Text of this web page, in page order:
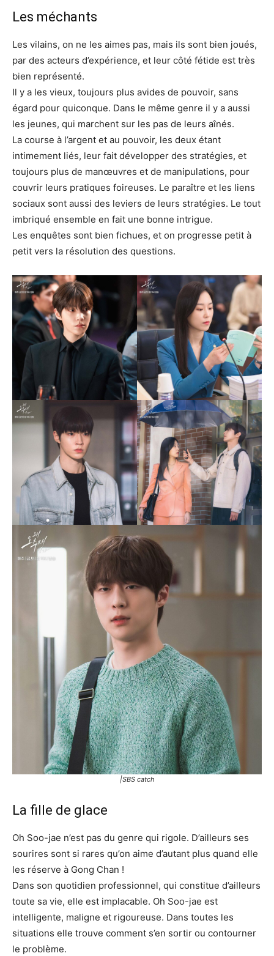
Les méchants
Les vilains, on ne les aimes pas, mais ils sont bien joués,
par des acteurs d’expérience, et leur côté fétide est très
bien représenté.
Il y a les vieux, toujours plus avides de pouvoir, sans
égard pour quiconque. Dans le même genre il y a aussi
les jeunes, qui marchent sur les pas de leurs aînés.
La course à l’argent et au pouvoir, les deux étant
intimement liés, leur fait développer des stratégies, et
toujours plus de manœuvres et de manipulations, pour
couvrir leurs pratiques foireuses. Le paraître et les liens
sociaux sont aussi des leviers de leurs stratégies. Le tout
imbriqué ensemble en fait une bonne intrigue.
Les enquêtes sont bien fichues, et on progresse petit à
petit vers la résolution des questions.
|SBS catch
La fille de glace
Oh Soo-jae n’est pas du genre qui rigole. D’ailleurs ses
sourires sont si rares qu’on aime d’autant plus quand elle
les réserve à Gong Chan !
Dans son quotidien professionnel, qui constitue d’ailleurs
toute sa vie, elle est implacable. Oh Soo-jae est
intelligente, maligne et rigoureuse. Dans toutes les
situations elle trouve comment s’en sortir ou contourner
le problème.